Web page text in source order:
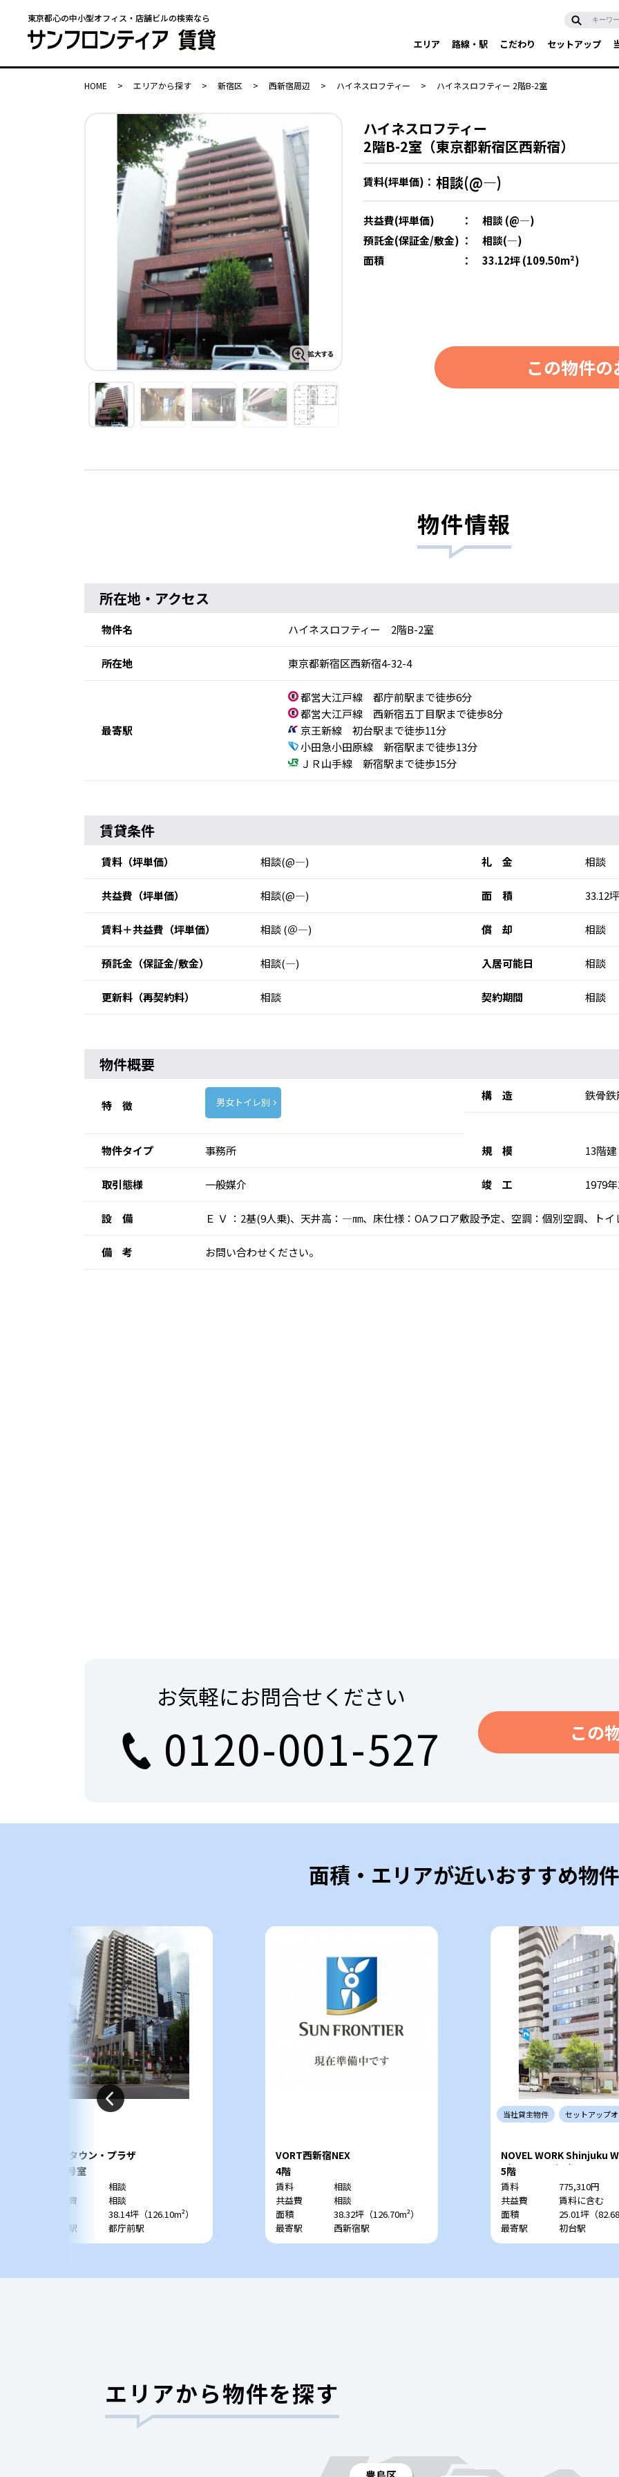
東京都心の中小型オフィス・店舗ビルの検索なら
エリア 路線・駅 こだわり セットアップ
HOME > エリアから探す > 新宿区 > 西新宿周辺 > ハイネスロフティー > ハイネスロフティー 2階B-2室
ハイネスロフティー
2階B-2室（東京都新宿区西新宿）
賃料(坪単価)： 相談(@―)
共益費(坪単価) ：
相談 (@―)
預託金(保証金/敷金) ：
相談(―)
面積
： 33.12坪 (109.50m²)
この物件
物件情報
所在地・アクセス
物件名 ハイネスロフティー 2階B-2室
所在地 東京都新宿区西新宿4-32-4
最寄駅
都営大江戸線 都庁前駅まで徒歩6分
都営大江戸線 西新宿五丁目駅まで徒歩8分
京王新線 初台駅まで徒歩11分
小田急小田原線 新宿駅まで徒歩13分
ＪＲ山手線 新宿駅まで徒歩15分
賃貸条件
賃料 （坪単価） 相談(@―) 礼 金 相談
共益費 （坪単価） 相談(@―) 面 積 33.12
賃料＋共益費 （坪単価） 相談 (＠―) 償 却 相談
預託金 （保証金/敷金） 相談(―) 入居可能日 相談
更新料 （再契約料） 相談 契約期間 相談
物件概要
特 徴 男女トイレ別 構 造 鉄骨
物件タイプ 事務所 規 模 13階建
取引態様 一般媒介 竣 工 1979
設 備 Ｅ Ｖ ：2基(9人乗)、天井高：―㎜、床仕様：OAフロア敷設予定、空調：個別空調、
備 考 お問い合わせください。
お気軽にお問合せください
0120-001-527 この
面積・エリアが近いおすすめ物件
アイタウン・プラザ
304号室
相談
共益費
相談
38.14坪（126.10m²）
最寄駅
都庁前駅
VORT西新宿NEX
4階
賃料
相談
共益費
相談
面積
38.32坪（126.70m²）
最寄駅
西新宿駅
当社貸主物件 セットアップ
NOVEL WORK Shinjuku
（旧：OYAビル）
5階
賃料
775,310円
共益費
賃料に含む
面積
25.01坪（
最寄駅
初台駅
エリアから物件を探す